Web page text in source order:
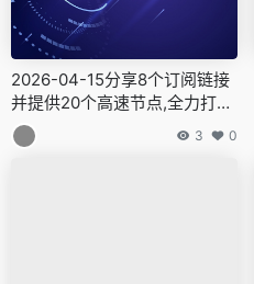
2026-04-15分享8个订阅链接
并提供20个高速节点,全力打造
免费的网络穿越门户,v2ray,cla
sh机场,科学上网翻墙白嫖节点,
3 0